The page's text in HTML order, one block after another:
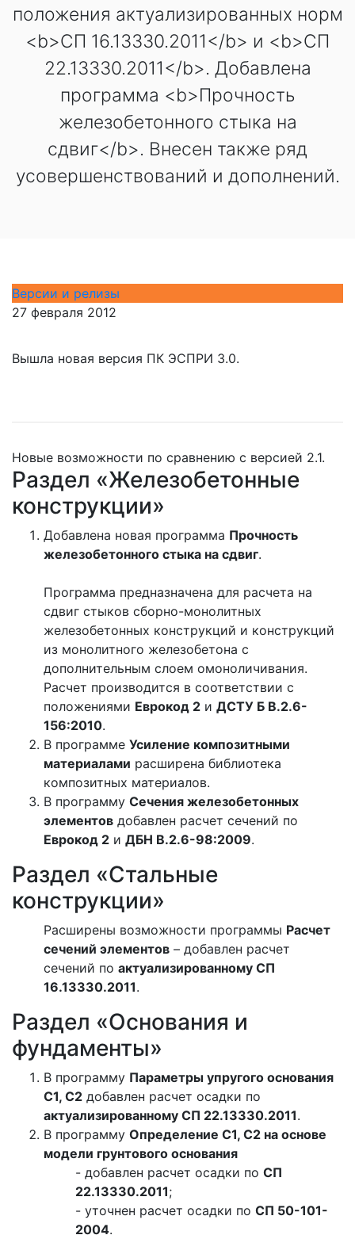
положения актуализированных норм
<b>СП 16.13330.2011</b> и <b>СП
22.13330.2011</b>. Добавлена
программа <b>Прочность
железобетонного стыка на
сдвиг</b>. Внесен также ряд
усовершенствований и дополнений.
Версии и релизы
27 февраля 2012
Вышла новая версия ПК ЭСПРИ 3.0.
Новые возможности по сравнению с версией 2.1.
Раздел «Железобетонные
конструкции»
Добавлена новая программа Прочность
железобетонного стыка на сдвиг.
Программа предназначена для расчета на
сдвиг стыков сборно-монолитных
железобетонных конструкций и конструкций
из монолитного железобетона с
дополнительным слоем омоноличивания.
Расчет производится в соответствии с
положениями Еврокод 2 и ДСТУ Б В.2.6-
156:2010.
В программе Усиление композитными
материалами расширена библиотека
композитных материалов.
В программу Сечения железобетонных
элементов добавлен расчет сечений по
Еврокод 2 и ДБН В.2.6-98:2009.
Раздел «Стальные
конструкции»
Расширены возможности программы Расчет
сечений элементов – добавлен расчет
сечений по актуализированному СП
16.13330.2011.
Раздел «Основания и
фундаменты»
В программу Параметры упругого основания
С1, С2 добавлен расчет осадки по
актуализированному СП 22.13330.2011.
В программу Определение С1, С2 на основе
модели грунтового основания
- добавлен расчет осадки по СП
22.13330.2011;
- уточнен расчет осадки по СП 50-101-
2004.